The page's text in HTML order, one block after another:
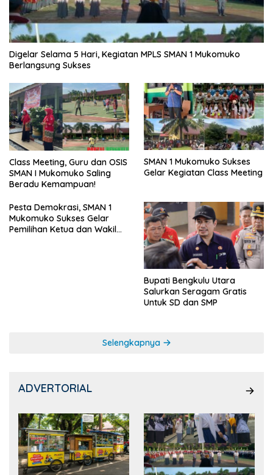
Digelar Selama 5 Hari, Kegiatan MPLS SMAN 1 Mukomuko
Berlangsung Sukses
Class Meeting, Guru dan OSIS
SMAN I Mukomuko Saling
Beradu Kemampuan!
SMAN 1 Mukomuko Sukses
Gelar Kegiatan Class Meeting
Pesta Demokrasi, SMAN 1
Mukomuko Sukses Gelar
Pemilihan Ketua dan Wakil
Bupati Bengkulu Utara
Salurkan Seragam Gratis
Untuk SD dan SMP
Selengkapnya
ADVERTORIAL